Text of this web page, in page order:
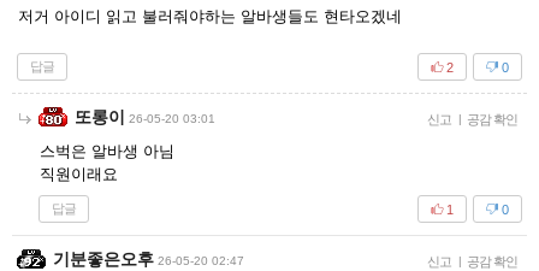
저거 아이디 읽고 불러줘야하는 알바생들도 현타오겠네
답글 0
2
또롱이 26-05-20 03:01 신고 | 공감 확인
스벅은 알바생 아님
직원이래요
답글 0
1
기분좋은오후 26-05-20 02:47 신고 | 공감 확인